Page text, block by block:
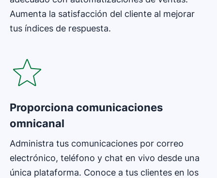
Aumenta la satisfacción del cliente al mejorar
tus índices de respuesta.
Proporciona comunicaciones
omnicanal
Administra tus comunicaciones por correo
electrónico, teléfono y chat en vivo desde una
única plataforma. Conoce a tus clientes en los